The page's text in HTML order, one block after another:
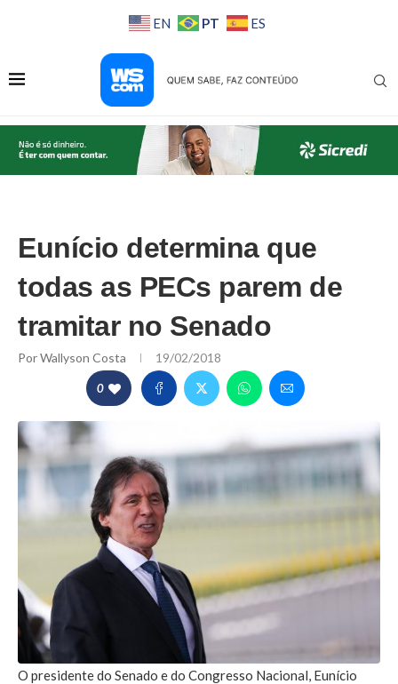
EN PT ES
Eunício determina que
todas as PECs parem de
tramitar no Senado
PorWallyson Costa 19/02/2018
0
O presidente do Senado e do Congresso Nacional, Eunício